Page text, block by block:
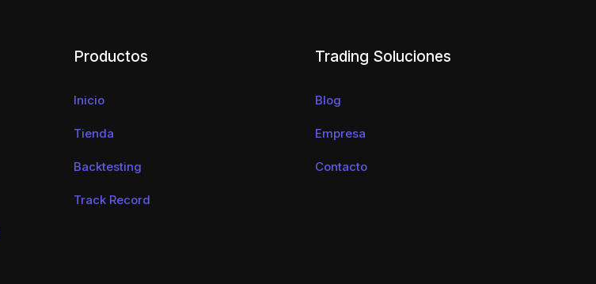
Productos
Inicio
Tienda
Backtesting
Track Record
Trading Soluciones
Blog
Empresa
Contacto